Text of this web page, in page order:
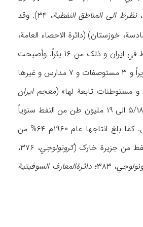
نظرظ الی المناطق النفطیة
، ۳۴). وقد
السادسة، خوزستان) (دائرة الاحصاء العامة،
۲/۱۷۳، ۲۱۹). کما اعتبرت آغاجاري في هذه السنة أکبر منطقة نفطیة في البلاد بانتاجها مایعادل نصف حجم الانتاج من النفط في ایران و ذلک من ۱۶ بئراً. وأصبحت
عامرة باحتوائها علی ۵۹۷۷ موظفاً منهم ۱۷۵ من الخبراء الانجلیز، وبامکانیاتها الرفاهیة حیث نحد فیها مستشفی تضم ۵۰ سریراً و ۳ مستوصفات و ۷ مدارس و غیرها
معجم ایران
، ۶/۱۷). ولکنها ظلت في عام ۱۹۵۷م تعتبر من أکبر المراکز النفطیة في ایران بانتاجها النفط من ۲۳ بئراً و استخراج ۵/۱۸ الی ۱۹ ملیون طن من النفط سنویاً
(۴۵ ألف برمیل في الیوم) (تهران المصورة، ۳۷). وقد بلغت کمیة النفط الخام المستخرجة منها حتی عام ۱۹۵۸م ملیار برمیل. کما بلغ انتاجها عام ۱۹۶۰م ۶۴% من
کرونولوجي
، ۳۷۶،
، ۳۸۳؛ دائرة‌المعارف السوڤیتیة